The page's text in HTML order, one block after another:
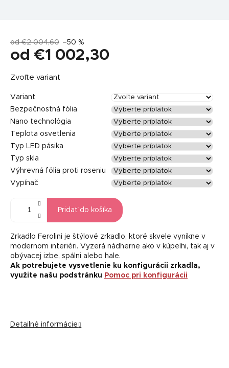
od €2 004,60 –50 %
od €1 002,30
cena:
Zvoľte variant
Variant
Bezpečnostná fólia
Nano technológia
Teplota osvetlenia
Typ LED pásika
Typ skla
Výhrevná fólia proti roseniu
Vypínač
Pridať do košíka
Zrkadlo Ferolini je štýlové zrkadlo, ktoré skvele vynikne v
modernom interiéri. Vyzerá nádherne ako v kúpeľni, tak aj v
obývacej izbe, spálni alebo hale.
Ak potrebujete vysvetlenie ku konfigurácii zrkadla,
využite našu podstránku Pomoc pri konfigurácii
Detailné informácie